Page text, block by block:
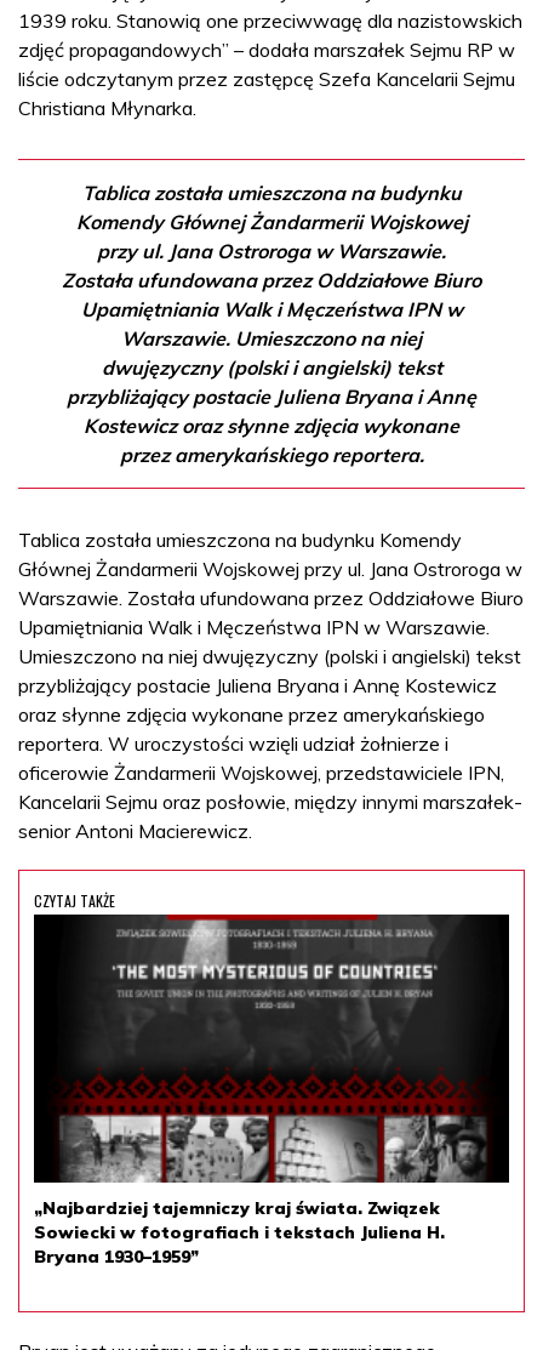
1939 roku. Stanowią one przeciwwagę dla nazistowskich
zdjęć propagandowych” – dodała marszałek Sejmu RP w
liście odczytanym przez zastępcę Szefa Kancelarii Sejmu
Christiana Młynarka.
Tablica została umieszczona na budynku
Komendy Głównej Żandarmerii Wojskowej
przy ul. Jana Ostroroga w Warszawie.
Została ufundowana przez Oddziałowe Biuro
Upamiętniania Walk i Męczeństwa IPN w
Warszawie. Umieszczono na niej
dwujęzyczny (polski i angielski) tekst
przybliżający postacie Juliena Bryana i Annę
Kostewicz oraz słynne zdjęcia wykonane
przez amerykańskiego reportera.
Tablica została umieszczona na budynku Komendy
Głównej Żandarmerii Wojskowej przy ul. Jana Ostroroga w
Warszawie. Została ufundowana przez Oddziałowe Biuro
Upamiętniania Walk i Męczeństwa IPN w Warszawie.
Umieszczono na niej dwujęzyczny (polski i angielski) tekst
przybliżający postacie Juliena Bryana i Annę Kostewicz
oraz słynne zdjęcia wykonane przez amerykańskiego
reportera. W uroczystości wzięli udział żołnierze i
oficerowie Żandarmerii Wojskowej, przedstawiciele IPN,
Kancelarii Sejmu oraz posłowie, między innymi marszałek-
senior Antoni Macierewicz.
CZYTAJ TAKŻE
„Najbardziej tajemniczy kraj świata. Związek
Sowiecki w fotografiach i tekstach Juliena H.
Bryana 1930–1959”